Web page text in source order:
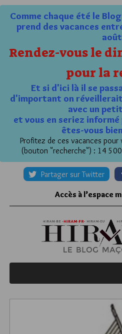
Comme chaque été le
prend des vacances
août
Rendez-vous le
pour la
Et si d'ici là il se
d'important on
avec un
et vous en seriez
êtes-vous bien
Profitez de ces vacances pour
(bouton "recherche") : 14
Partager sur Twitter
Accès à l’espace